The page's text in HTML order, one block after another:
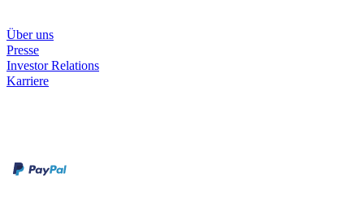
Über uns
Presse
Investor Relations
Karriere